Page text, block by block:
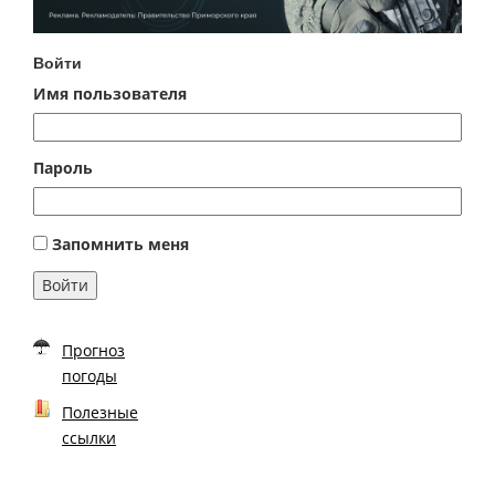
Войти
Имя пользователя
Пароль
Запомнить меня
Войти
Прогноз
погоды
Полезные
ссылки